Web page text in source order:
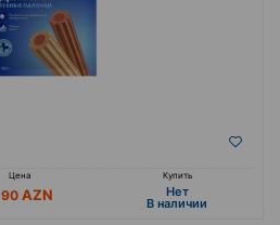
Цена
Купить
Hет
B наличии